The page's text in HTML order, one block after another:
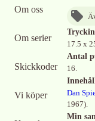
Om oss
Om serier
Skickkoder
Vi köper
17.5 x
Antal
16.
Dan
1967).
Min